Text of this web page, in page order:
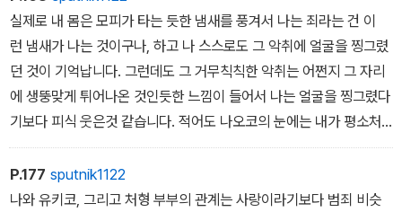
˝아직도 모르시겠어요? 아까 할아버님이 빨리 경찰서에 자수하러 가
라고 하신 말씀은 류스케 형님이 아니라 나한테 하신 말이었어요.˝
그리고 그 미소를 그대로 지은 채 이렇게 말했다.
˝경찰서에 가서 모두 다 말하기 전에 처형에게 먼저 고백하고 싶었어
요. 그날 내가 나오코를 죽였다는 것을.˝
실제로 내 몸은 모피가 타는 듯한 냄새를 풍겨서 나는 죄라는 건 이
런 냄새가 나는 것이구나, 하고 나 스스로도 그 악취에 얼굴을 찡그렸
던 것이 기억납니다. 그런데도 그 거무칙칙한 악취는 어쩐지 그 자리
에 생뚱맞게 튀어나온 것인듯한 느낌이 들어서 나는 얼굴을 찡그렸다
기보다 피식 웃은것 같습니다. 적어도 나오코의 눈에는 내가 평소처
럼 미소를 지은 것으로 보였겠지요…. 바로 옆에 우두커니 서 있는나
를 보고 그리 놀라지도 않고, 무슨 큼직한 봉제 인형을 만난 것처럼 내
게 빙긋이 미소를 건넸습니다.
P.177 sputnik1122
나와 유키코, 그리고 처형 부부의 관계는 사랑이라기보다 범죄 비슷